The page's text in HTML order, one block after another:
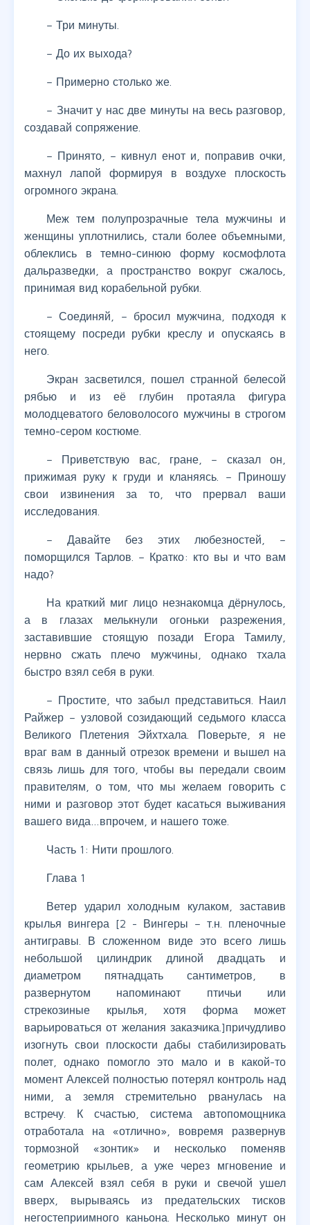
– Три минуты.
– До их выхода?
– Примерно столько же.
– Значит у нас две минуты на весь разговор,
создавай сопряжение.
– Принято, – кивнул енот и, поправив очки,
махнул лапой формируя в воздухе плоскость
огромного экрана.
Меж тем полупрозрачные тела мужчины и
женщины уплотнились, стали более объемными,
облеклись в темно-синюю форму космофлота
дальразведки, а пространство вокруг сжалось,
принимая вид корабельной рубки.
– Соединяй, – бросил мужчина, подходя к
стоящему посреди рубки креслу и опускаясь в
него.
Экран засветился, пошел странной белесой
рябью и из её глубин протаяла фигура
молодцеватого беловолосого мужчины в строгом
темно-сером костюме.
– Приветствую вас, гране, – сказал он,
прижимая руку к груди и кланяясь. – Приношу
свои извинения за то, что прервал ваши
исследования.
– Давайте без этих любезностей, –
поморщился Тарлов. – Кратко: кто вы и что вам
надо?
На краткий миг лицо незнакомца дёрнулось,
а в глазах мелькнули огоньки разрежения,
заставившие стоящую позади Егора Тамилу,
нервно сжать плечо мужчины, однако тхала
быстро взял себя в руки.
– Простите, что забыл представиться. Наил
Райжер – узловой созидающий седьмого класса
Великого Плетения Эйхтхала. Поверьте, я не
враг вам в данный отрезок времени и вышел на
связь лишь для того, чтобы вы передали своим
правителям, о том, что мы желаем говорить с
ними и разговор этот будет касаться выживания
вашего вида…впрочем, и нашего тоже.
Часть 1: Нити прошлого.
Глава 1
Ветер ударил холодным кулаком, заставив
крылья вингера [2 - Вингеры – т.н. пленочные
антигравы. В сложенном виде это всего лишь
небольшой цилиндрик длиной двадцать и
диаметром пятнадцать сантиметров, в
развернутом напоминают птичьи или
стрекозиные крылья, хотя форма может
варьироваться от желания заказчика.]причудливо
изогнуть свои плоскости дабы стабилизировать
полет, однако помогло это мало и в какой-то
момент Алексей полностью потерял контроль над
ними, а земля стремительно рванулась на
встречу. К счастью, система автопомощника
отработала на «отлично», вовремя развернув
тормозной «зонтик» и несколько поменяв
геометрию крыльев, а уже через мгновение и
сам Алексей взял себя в руки и свечой ушел
вверх, вырываясь из предательских тисков
негостеприимного каньона. Несколько минут он